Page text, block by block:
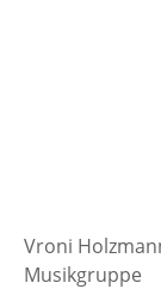
Vroni
Musikgruppe